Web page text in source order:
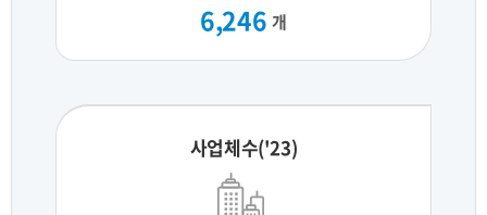
6,246 개
사업체수('23)